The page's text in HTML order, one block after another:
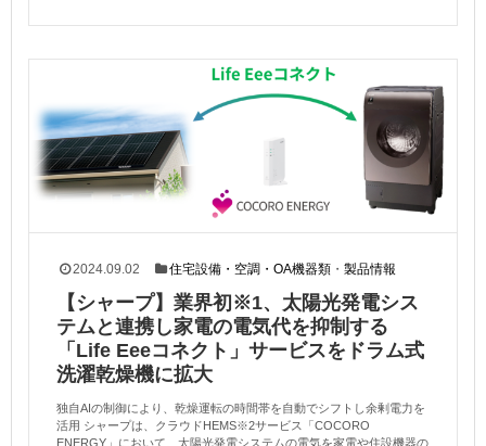
2024.09.02 住宅設備・空調・OA機器類 ・製品情報
【シャープ】業界初※1、太陽光発電シス
テムと連携し家電の電気代を抑制する
「Life Eeeコネクト」サービスをドラム式
洗濯乾燥機に拡大
独自AIの制御により、乾燥運転の時間帯を自動でシフトし余剰電力を
活用 シャープは、クラウドHEMS※2サービス「COCORO
ENERGY」において、太陽光発電システムの電気を家電や住設機器の